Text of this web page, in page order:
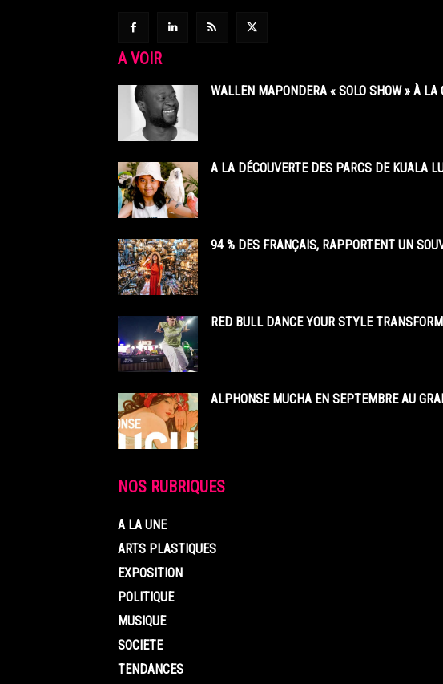
A VOIR
WALLEN MAPONDERA « SOLO SHOW » À LA
A LA DÉCOUVERTE DES PARCS DE KUALA
94 % DES FRANÇAIS, RAPPORTENT UN
RED BULL DANCE YOUR STYLE
ALPHONSE MUCHA EN SEPTEMBRE AU
NOS RUBRIQUES
A LA UNE
ARTS PLASTIQUES
EXPOSITION
POLITIQUE
MUSIQUE
SOCIETE
TENDANCES